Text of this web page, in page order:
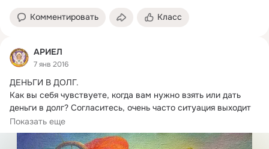
Комментировать Класс
АРИЕЛ
7 янв 2016
ДЕНЬГИ В ДОЛГ.
Как вы себя чувствуете, когда вам нужно взять или дать
деньги в долг? Согласитесь, очень часто ситуация выходит
из под...
Показать еще